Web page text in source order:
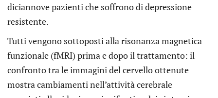
diciannove pazienti che soffrono di depressione
resistente.
Tutti vengono sottoposti alla risonanza magnetica
funzionale (fMRI) prima e dopo il trattamento: il
confronto tra le immagini del cervello ottenute
mostra cambiamenti nell’attività cerebrale